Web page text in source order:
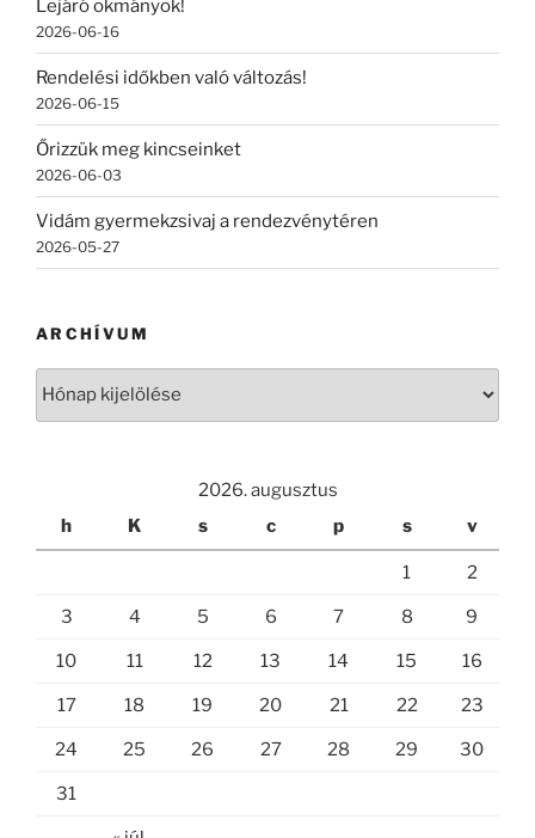
Lejáró okmányok!
2026-06-16
Rendelési időkben való változás!
2026-06-15
Őrizzük meg kincseinket
2026-06-03
Vidám gyermekzsivaj a rendezvénytéren
2026-05-27
ARCHÍVUM
2026. augusztus
h
K s c p s v
1 2
3 4 5 6 7 8 9
10 11 12 13 14 15 16
17 18 19 20 21 22 23
24 25 26 27 28 29 30
31